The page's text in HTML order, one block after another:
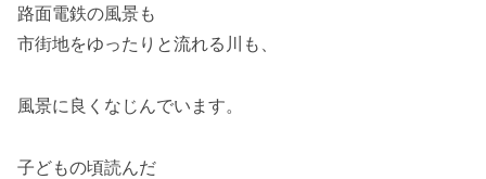
路面電鉄の風景も
市街地をゆったりと流れる川も、
風景に良くなじんでいます。
子どもの頃読んだ